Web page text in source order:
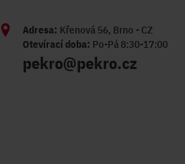
Adresa: Křenová 56, Brno - CZ
Otevírací doba: Po-Pá 8:30-17:00
pekro@pekro.cz